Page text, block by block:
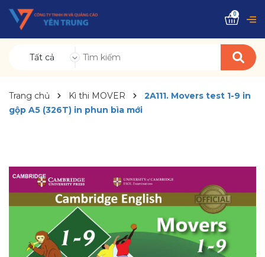
Tất cả
0
Trang chủ Kì thi MOVER
2A111. Movers test 1-9 in
gộp A5 (326T) in phun bìa mới